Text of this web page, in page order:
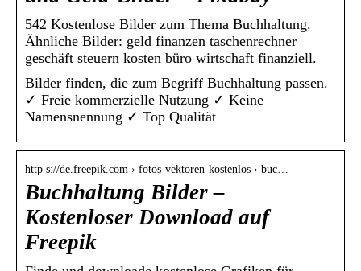
542 Kostenlose Bilder zum Thema Buchhaltung.
Ähnliche Bilder: geld finanzen taschenrechner
geschäft steuern kosten büro wirtschaft finanziell.
Bilder finden, die zum Begriff Buchhaltung passen.
✓ Freie kommerzielle Nutzung ✓ Keine
Namensnennung ✓ Top Qualität
http s://de.freepik.com › fotos-vektoren-kostenlos › buc…
Buchhaltung Bilder –
Kostenloser Download auf
Freepik